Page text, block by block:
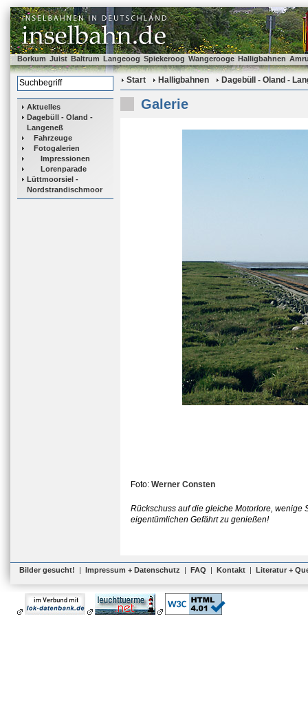
Borkum Juist Baltrum Langeoog Spiekeroog Wangerooge Halligbahnen
Aktuelles
Dagebüll - Oland -
Langeneß
Fahrzeuge
Fotogalerien
Impressionen
Lorenparade
Lüttmoorsiel -
Nordstrandischmoor
Start Halligbahnen Dagebüll - Oland -
Galerie
Foto: Werner Consten
Rückschuss auf die gleiche Motorlore, wenige
eigentümlichen Gefährt zu genießen!
Bilder gesucht! | Impressum + Datenschutz | FAQ | Kontakt | Literatur +